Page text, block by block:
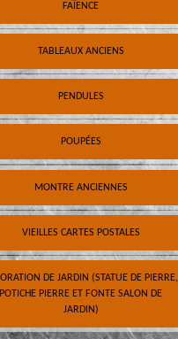
FAÏENCE
TABLEAUX ANCIENS
PENDULES
POUPÉES
MONTRE ANCIENNES
VIEILLES CARTES POSTALES
DE JARDIN (STATUE DE PIERRE,
POTICHE PIERRE ET FONTE SALON DE
JARDIN)